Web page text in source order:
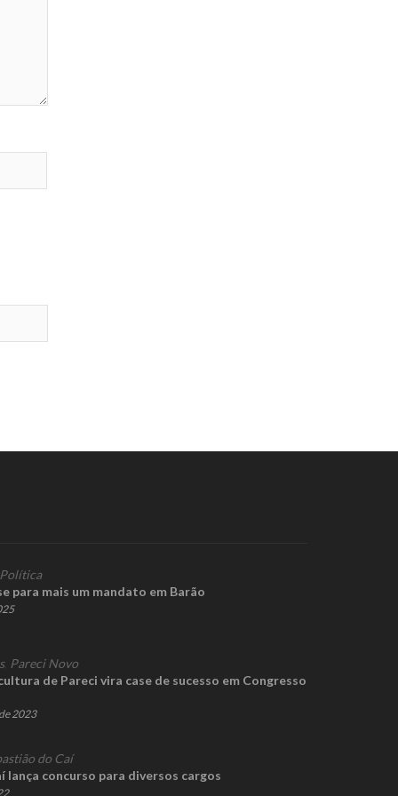
Política
para mais um mandato em Barão
, Pareci Novo
de Pareci vira case de sucesso em Congresso
2023
do Caí
lança concurso para diversos cargos